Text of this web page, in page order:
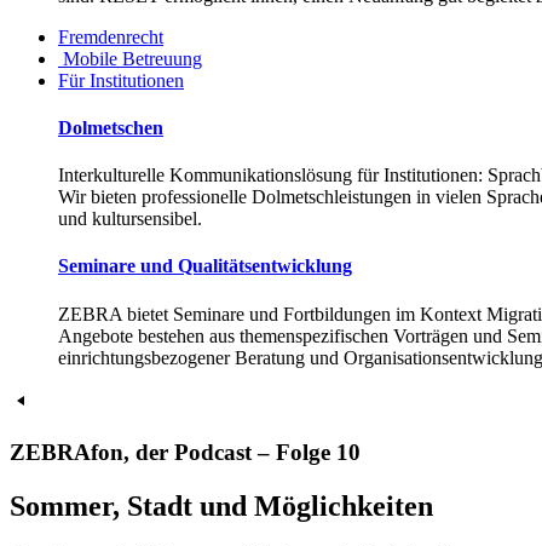
Fremdenrecht
Mobile Betreuung
Für Institutionen
Dolmetschen
Interkulturelle Kommunikationslösung für Institutionen:
Wir bieten professionelle Dolmetschleistungen in vielen
und kultursensibel.
Seminare und Qualitätsentwicklung
ZEBRA bietet Seminare und Fortbildungen im Kontext
Angebote bestehen aus themenspezifischen Vorträgen und
einrichtungsbezogener Beratung und
ZEBRAfon, der Podcast – Folge 10
Sommer, Stadt und Möglichkeiten